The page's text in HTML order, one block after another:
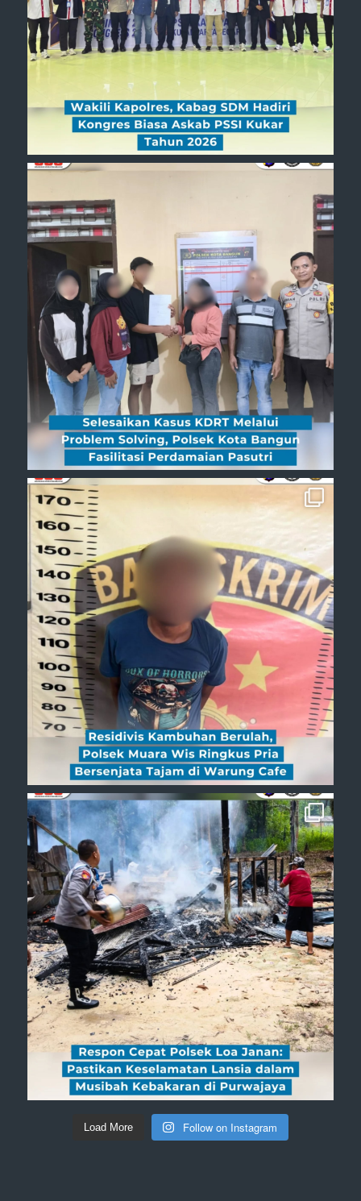
Load More Follow on Instagram